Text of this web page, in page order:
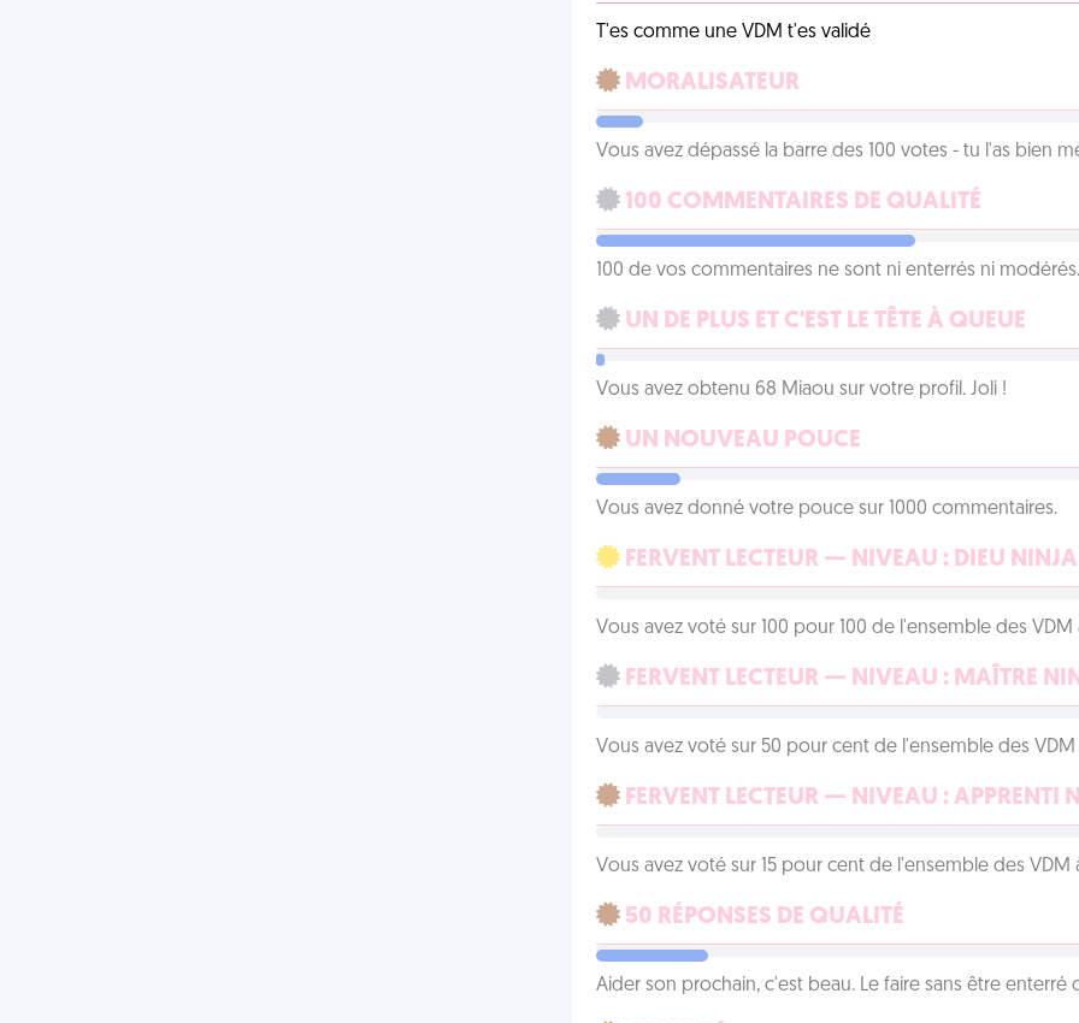
T'es comme une VDM t'es validé
MORALISATEUR
Vous avez dépassé la barre des 100 votes - tu l'as bien
100 COMMENTAIRES DE QUALITÉ
100 de vos commentaires ne sont ni enterrés ni
UN DE PLUS ET C'EST LE TÊTE À QUEUE
Vous avez obtenu 68 Miaou sur votre profil. Joli !
UN NOUVEAU POUCE
Vous avez donné votre pouce sur 1000 commentaires.
FERVENT LECTEUR — NIVEAU : DIEU NINJA
Vous avez voté sur 100 pour 100 de l'ensemble des VDM
FERVENT LECTEUR — NIVEAU : MAÎTRE
Vous avez voté sur 50 pour cent de l'ensemble des VDM
FERVENT LECTEUR — NIVEAU : APPRENTI
Vous avez voté sur 15 pour cent de l'ensemble des VDM
50 RÉPONSES DE QUALITÉ
Aider son prochain, c'est beau. Le faire sans être